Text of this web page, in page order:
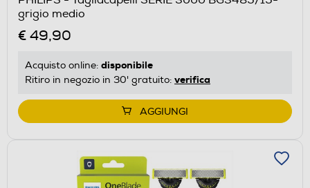
grigio medio
€ 49,90
Acquisto online: disponibile
Ritiro in negozio in 30' gratuito: verifica
AGGIUNGI